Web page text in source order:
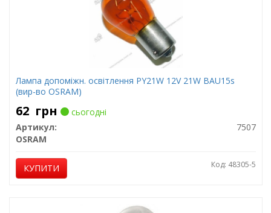
Лампа допоміжн. освітлення РY21W 12V 21W ВАU15s
(вир-во OSRAM)
62 грн
сьогодні
Артикул:
7507
OSRAM
КУПИТИ Код: 48305-5